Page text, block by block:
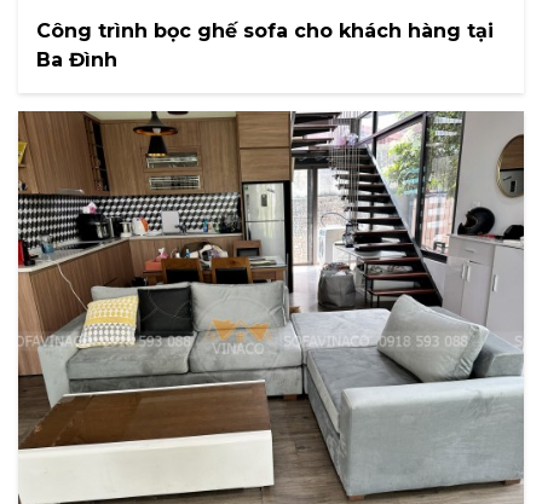
Công trình bọc ghế sofa cho khách hàng tại
Ba Đình